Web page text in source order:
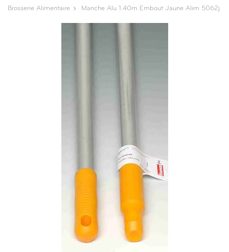
Brosserie Alimentaire Manche Alu 1.40m Embout Jaune Alim 5062j